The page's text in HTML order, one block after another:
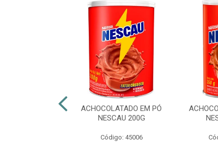
ACHOCOLATADO EM PÓ
NESCAU 200G
Código: 45006